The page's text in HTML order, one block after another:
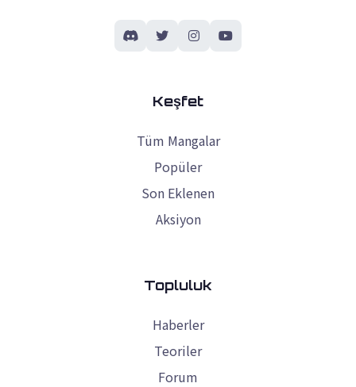
Keşfet
Tüm Mangalar
Popüler
Son Eklenen
Aksiyon
Topluluk
Haberler
Teoriler
Forum